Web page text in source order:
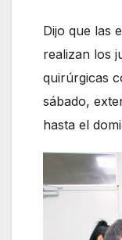
Dijo que las
realizan los
quirúrgicas
sábado,
hasta el